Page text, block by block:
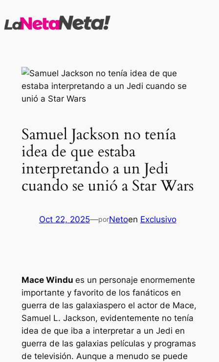
al
Samuel Jackson no tenía
idea de que estaba
interpretando a un Jedi
cuando se unió a Star Wars
Oct 22, 2025—porNetoen Exclusivo
Mace Windu es un personaje enormemente
importante y favorito de los fanáticos en
guerra de las galaxiaspero el actor de Mace,
Samuel L. Jackson, evidentemente no tenía
idea de que iba a interpretar a un Jedi en
guerra de las galaxias películas y programas
de televisión. Aunque a menudo se puede